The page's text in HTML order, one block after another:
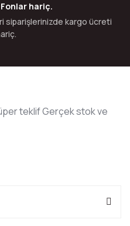
hariç.
siparişlerinizde kargo ücreti
teklif Gerçek stok ve